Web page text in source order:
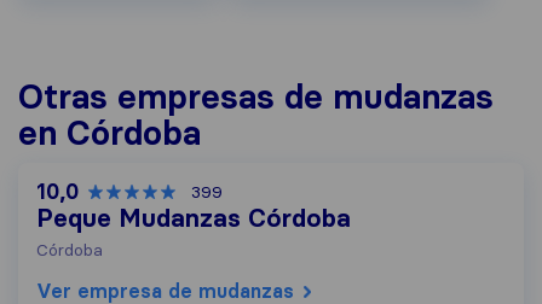
Otras empresas de mudanzas
en Córdoba
10,0 399
Peque Mudanzas Córdoba
Córdoba
Ver empresa de mudanzas